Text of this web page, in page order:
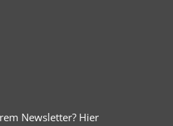
Newsletter? Hier